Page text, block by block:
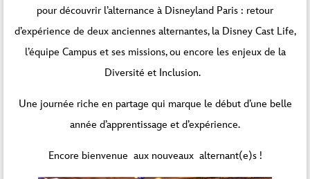
pour découvrir l’alternance à Disneyland Paris : retour
d’expérience de deux anciennes alternantes, la Disney Cast Life,
l’équipe Campus et ses missions, ou encore les enjeux de la
Diversité et Inclusion.
Une journée riche en partage qui marque le début d’une belle
année d’apprentissage et d’expérience.
Encore bienvenue aux nouveaux alternant(e)s !